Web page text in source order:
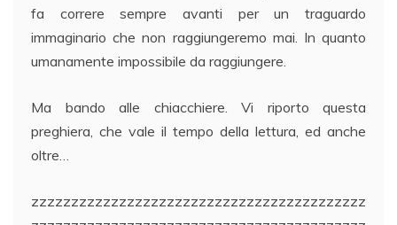
fa correre sempre avanti per un traguardo
immaginario che non raggiungeremo mai. In quanto
umanamente impossibile da raggiungere.
Ma bando alle chiacchiere. Vi riporto questa
preghiera, che vale il tempo della lettura, ed anche
oltre…
zzzzzzzzzzzzzzzzzzzzzzzzzzzzzzzzzzzzzzzzzz